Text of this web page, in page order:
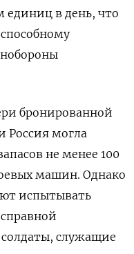
единиц в день, что
бронированной
Россия могла
не менее 100
машин. Однако
испытывать
служащие